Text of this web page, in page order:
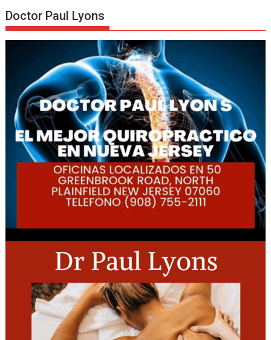
Doctor Paul Lyons